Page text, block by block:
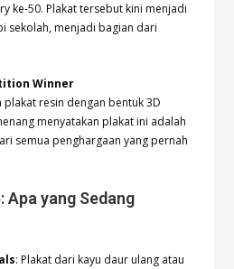
ke-50. Plakat tersebut kini menjadi
sekolah, menjadi bagian dari
Winner
resin dengan bentuk 3D
menyatakan plakat ini adalah
semua penghargaan yang pernah
Apa yang Sedang
: Plakat dari kayu daur ulang atau